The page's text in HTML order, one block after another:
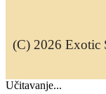
(C) 2026 Exotic
Učitavanje...